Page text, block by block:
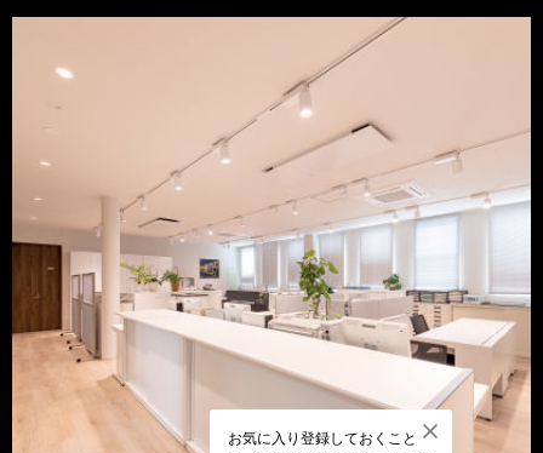
お気に入り登録しておくこと